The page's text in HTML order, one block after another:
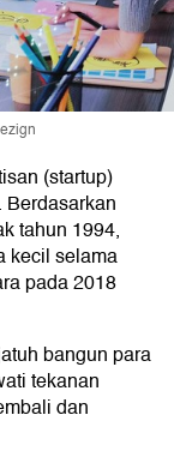
(startup)
tahun 1994,
kecil selama
pada 2018
bangun para
tekanan
dan